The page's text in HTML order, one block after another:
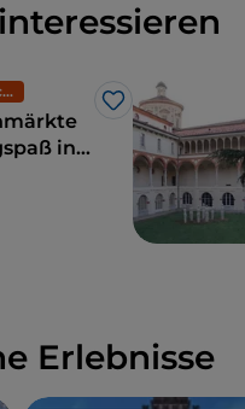
Shoppingmöglichkeiten und Märkte
Like
in
Erlebnisse